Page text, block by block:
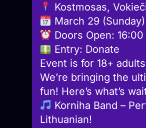
Kostmosas,
March 29 (Sunday)
Doors Open: 16:00
Entry: Donate
Event is for 18+
We’re bringing the
fun! Here’s what’s
Korniha Band –
Lithuanian!